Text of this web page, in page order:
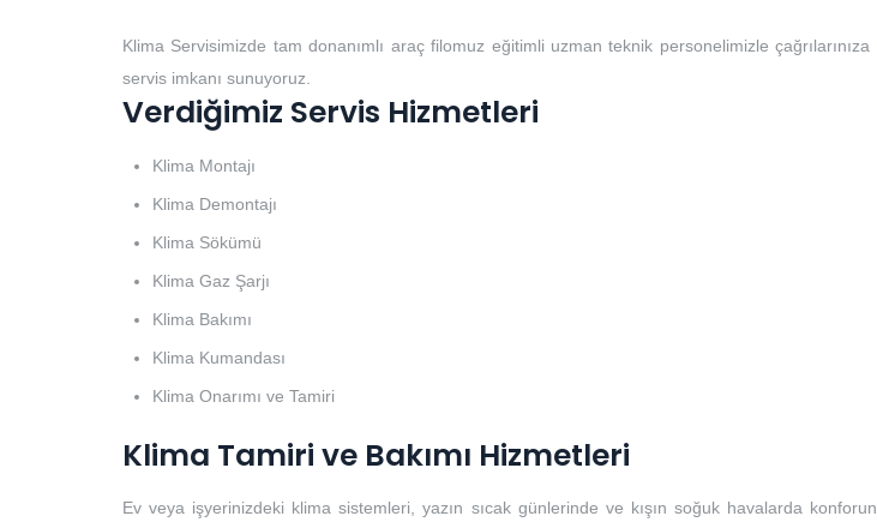
Klima Servisimizde tam donanımlı araç filomuz eğitimli uzman teknik personelimizle
servis imkanı sunuyoruz.
Verdiğimiz Servis Hizmetleri
Klima Montajı
Klima Demontajı
Klima Sökümü
Klima Gaz Şarjı
Klima Bakımı
Klima Kumandası
Klima Onarımı ve Tamiri
Klima Tamiri ve Bakımı Hizmetleri
Ev veya işyerinizdeki klima sistemleri, yazın sıcak günlerinde ve kışın soğuk havalarda